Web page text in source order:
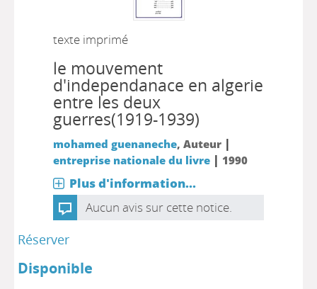
texte imprimé
le mouvement
d'independanace en algerie
entre les deux
guerres(1919-1939)
mohamed guenaneche, Auteur |
entreprise nationale du livre| 1990
Plus d'information...
Aucun avis sur cette notice.
Réserver
Disponible